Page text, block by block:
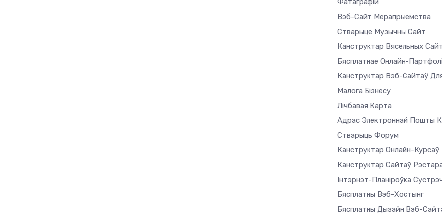
Фатаграфій
Вэб-Сайт Мерапрыемства
Стварыце Музычны Сайт
Канструктар Вясельных
Бясплатнае Онлайн-
Канструктар Вэб-Сайтаў
Малога Бізнесу
Лічбавая Карта
Адрас Электроннай Пошты
Стварыць Форум
Канструктар Онлайн-Курсаў
Канструктар Сайтаў
Інтэрнэт-Планіроўка Сустрэч
Бясплатны Вэб-Хостынг
Бясплатны Дызайн Вэб-